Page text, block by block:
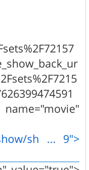
sh ... 9">